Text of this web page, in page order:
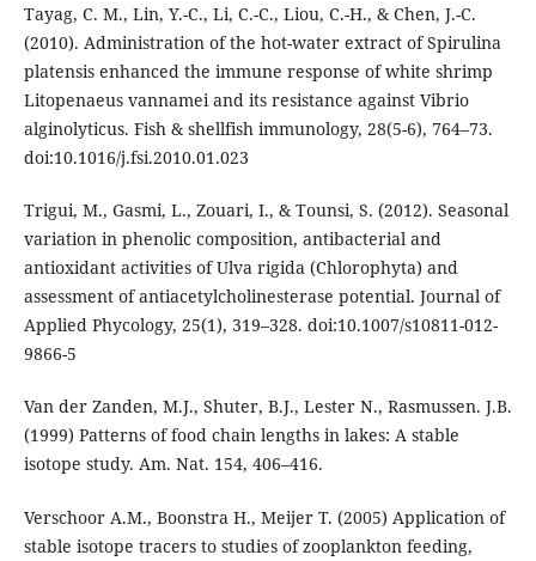
Tayag, C. M., Lin, Y.-C., Li, C.-C., Liou, C.-H., & Chen, J.-C.
(2010). Administration of the hot-water extract of Spirulina
platensis enhanced the immune response of white shrimp
Litopenaeus vannamei and its resistance against Vibrio
alginolyticus. Fish & shellfish immunology, 28(5-6), 764–73.
doi:10.1016/j.fsi.2010.01.023
Trigui, M., Gasmi, L., Zouari, I., & Tounsi, S. (2012). Seasonal
variation in phenolic composition, antibacterial and
antioxidant activities of Ulva rigida (Chlorophyta) and
assessment of antiacetylcholinesterase potential. Journal of
Applied Phycology, 25(1), 319–328. doi:10.1007/s10811-012-
9866-5
Van der Zanden, M.J., Shuter, B.J., Lester N., Rasmussen. J.B.
(1999) Patterns of food chain lengths in lakes: A stable
isotope study. Am. Nat. 154, 406–416.
Verschoor A.M., Boonstra H., Meijer T. (2005) Application of
stable isotope tracers to studies of zooplankton feeding,